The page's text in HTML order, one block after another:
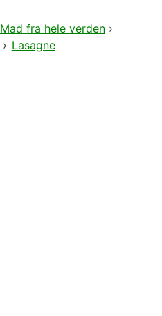
Mad fra hele verden›
› Lasagne